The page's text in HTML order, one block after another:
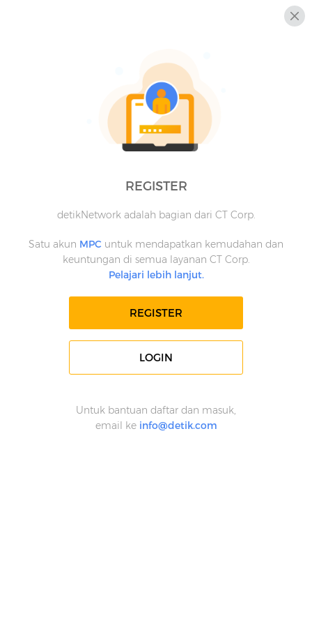
REGISTER
detikNetwork adalah bagian dari CT Corp.
Satu akun MPC untuk mendapatkan kemudahan dan
keuntungan di semua layanan CT Corp.
Pelajari lebih lanjut.
REGISTER
LOGIN
Untuk bantuan daftar dan masuk,
email ke info@detik.com